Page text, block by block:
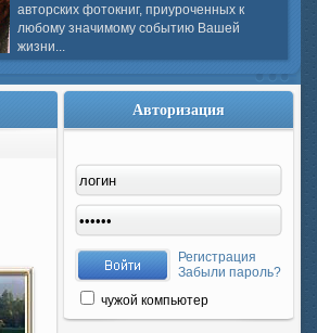
авторских фотокниг, приуроченных к
любому значимому событию Вашей
жизни...
Авторизация
Регистрация
Забыли пароль?
чужой компьютер